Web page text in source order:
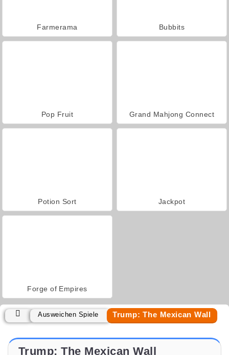
Farmerama Bubbits
Pop Fruit Grand Mahjong Connect
Potion Sort Jackpot
Forge of Empires
Ausweichen Spiele Trump: The Mexican Wall
Trump: The Mexican Wall